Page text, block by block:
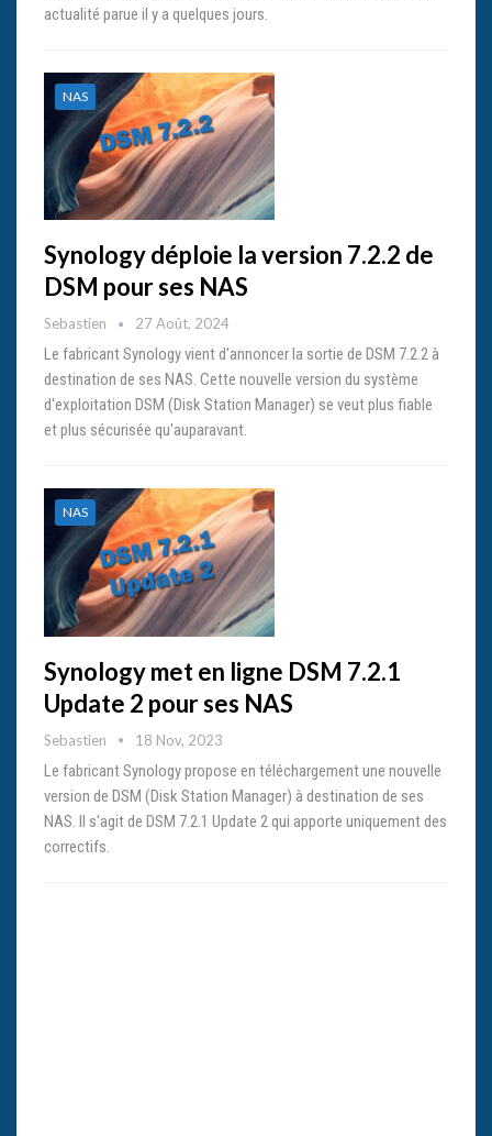
actualité parue il y a quelques jours.
NAS
Synology déploie la version 7.2.2 de
DSM pour ses NAS
Sebastien 27 Août, 2024
Le fabricant Synology vient d'annoncer la sortie de DSM 7.2.2 à
destination de ses NAS. Cette nouvelle version du système
d'exploitation DSM (Disk Station Manager) se veut plus fiable
et plus sécurisée qu'auparavant.
NAS
Synology met en ligne DSM 7.2.1
Update 2 pour ses NAS
Sebastien 18 Nov, 2023
Le fabricant Synology propose en téléchargement une nouvelle
version de DSM (Disk Station Manager) à destination de ses
NAS. Il s'agit de DSM 7.2.1 Update 2 qui apporte uniquement des
correctifs.